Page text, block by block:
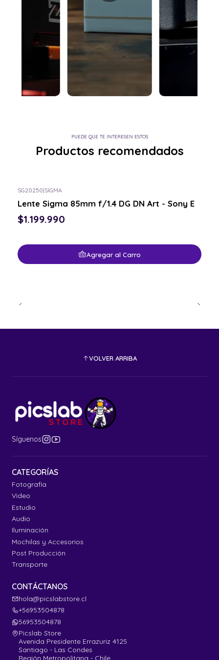
PUEDE QUE TE INTERESEN ESTOS
Productos recomendados
SG20250|SIGMA
Lente Sigma 85mm f/1.4 DG DN Art - Sony E
$1.199.990
Agregar al Carro
VOLVER ARRIBA
Síguenos
CATEGORÍAS
Fotografía
Video
Estudio
Audio
Iluminación
Mochilas y Accesorios
Post Producción
Transporte
CONTÁCTANOS
hola@picslabstore.cl
+56953504878
56953504878
Picslab Store
Avenida Presidente Errazuriz 4125
Santiago - Las Condes
Región Metropolitana - Chile